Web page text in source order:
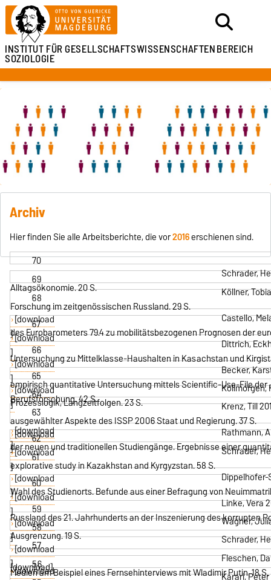
INSTITUT FÜRGESELLSCHAFTSWISSENSCHAFTENBEREICH
SOZIOLOGIE
Archiv
Hier finden Sie alle Arbeitsberichte, die vor2016erschienen sind.
70
Schrader,
Alltagsökonomie. 20 S.
[download
]
69
Köllner,
Forschung im zeitgenössischen Russland. 29 S.
[download
]
68
Castello,
des Eurobarometers 79.4 zu mobilitätsbezogenen Prognosen der
[download
]
67
Dittrich,
Untersuchung zu Mittelklasse-Haushalten in Kasachstan und
[download
]
66
Becker,
empirisch quantitative Untersuchung mittels Scientific-Use-File
Berufsforschung. 42 S.
[download
]
65
Kollmorgen,
Prozesslogik, Langzeitfolgen. 23 S.
[download
]
64
Krenz, Till
ausgewählter Aspekte des ISSP 2006 Staat und Regierung. 37 S.
[download
]
63
Rathmann,
der neuen und traditionellen Studiengänge. Ergebnisse einer
[download
]
62
Schrader,
explorative study in Kazakhstan and Kyrgyzstan. 58 S.
[download
]
61
Dippelhofer-
Wahl des Studienorts. Befunde aus einer Befragung von
[download
]
60
Linke, Vera
Russland des 21. Jahrhunderts an der Inszenierung des korrupten
[download
]
59
Wagner,
Ausgrenzung. 19 S.
[download]
58
Schrader,
[download
57
Fleschen,
Medien am Beispiel eines Fernsehinterviews mit Wladimir Putin. 18 S.
56
Karari,